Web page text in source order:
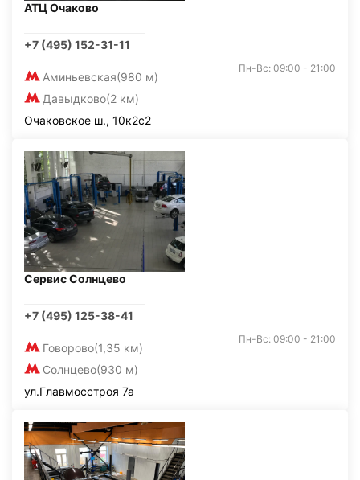
АТЦ Очаково
+7 (495) 152-31-11
Аминьевская(980 м)
Давыдково(2 км)
Пн-Вс: 09:00 - 21:00
Очаковское ш., 10к2с2
Сервис Солнцево
+7 (495) 125-38-41
Говорово(1,35 км)
Солнцево(930 м)
Пн-Вс: 09:00 - 21:00
ул.Главмосстроя 7а